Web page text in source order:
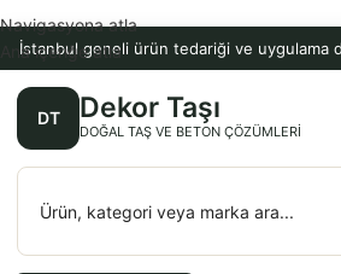
İstanbul geneli ürün tedariği ve uygulama
DT Dekor Taşı
DOĞAL TAŞ VE BETON ÇÖZÜMLERI
Navigasyona atla
Ana içeriğe atla